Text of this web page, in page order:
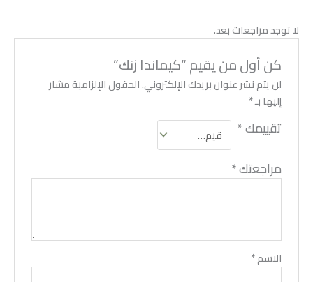
لا توجد مراجعات بعد.
كن أول من يقيم “كيماندا زنك”
لن يتم نشر عنوان بريدك الإلكتروني.الحقول الإلزامية مشار
إليها بـ*
تقييمك*
مراجعتك*
الاسم*